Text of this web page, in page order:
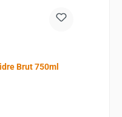
Brut 750ml